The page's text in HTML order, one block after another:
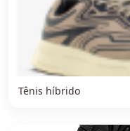
Tênis híbrido